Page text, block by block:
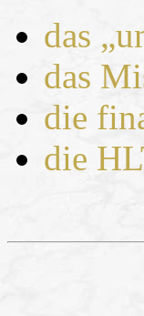
das
das
die
die